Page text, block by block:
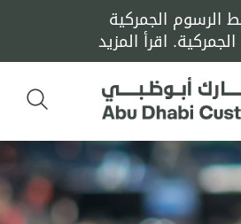
الرسوم الجمركية
اقرأ المزيد